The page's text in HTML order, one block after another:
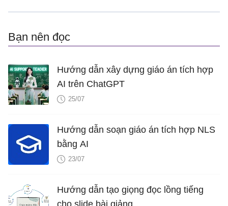
Bạn nên đọc
Hướng dẫn xây dựng giáo án tích hợp
AI trên ChatGPT
25/07
Hướng dẫn soạn giáo án tích hợp NLS
bằng AI
23/07
Hướng dẫn tạo giọng đọc lồng tiếng
cho slide bài giảng